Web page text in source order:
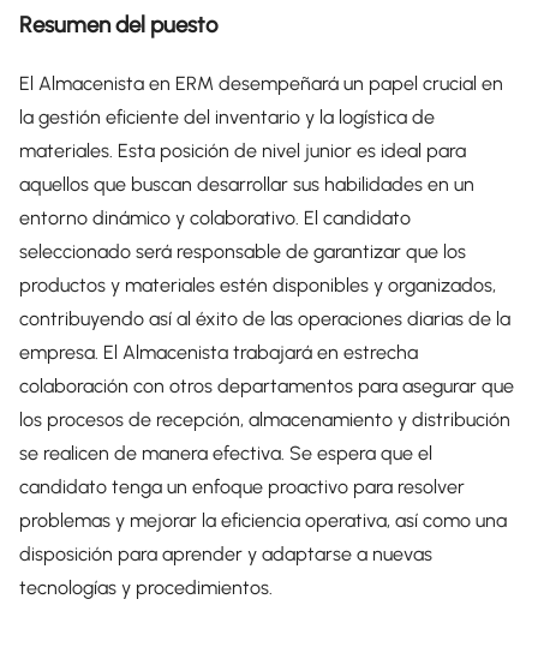
Resumen del puesto
El Almacenista en ERM desempeñará un papel crucial en
la gestión eficiente del inventario y la logística de
materiales. Esta posición de nivel junior es ideal para
aquellos que buscan desarrollar sus habilidades en un
entorno dinámico y colaborativo. El candidato
seleccionado será responsable de garantizar que los
productos y materiales estén disponibles y organizados,
contribuyendo así al éxito de las operaciones diarias de la
empresa. El Almacenista trabajará en estrecha
colaboración con otros departamentos para asegurar que
los procesos de recepción, almacenamiento y distribución
se realicen de manera efectiva. Se espera que el
candidato tenga un enfoque proactivo para resolver
problemas y mejorar la eficiencia operativa, así como una
disposición para aprender y adaptarse a nuevas
tecnologías y procedimientos.